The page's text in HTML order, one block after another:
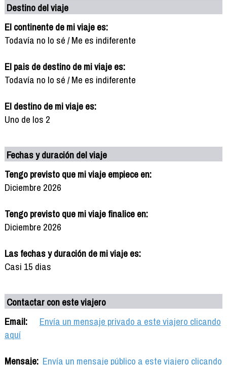
Destino del viaje
El continente de mi viaje es:
Todavía no lo sé / Me es indiferente
El pais de destino de mi viaje es:
Todavía no lo sé / Me es indiferente
El destino de mi viaje es:
Uno de los 2
Fechas y duración del viaje
Tengo previsto que mi viaje empiece en:
Diciembre 2026
Tengo previsto que mi viaje finalice en:
Diciembre 2026
Las fechas y duración de mi viaje es:
Casi 15 dias
Contactar con este viajero
Email:
Envía un mensaje privado a este viajero clicando
aquí
Mensaje: Envía un mensaje público a este viajero clicando